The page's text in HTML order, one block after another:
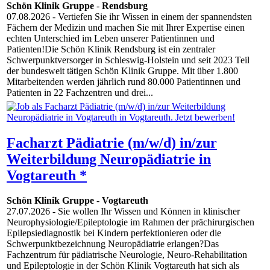
Schön Klinik Gruppe - Rendsburg
07.08.2026 - Vertiefen Sie ihr Wissen in einem der spannendsten
Fächern der Medizin und machen Sie mit Ihrer Expertise einen
echten Unterschied im Leben unserer Patientinnen und
Patienten!Die Schön Klinik Rendsburg ist ein zentraler
Schwerpunktversorger in Schleswig-Holstein und seit 2023 Teil
der bundesweit tätigen Schön Klinik Gruppe. Mit über 1.800
Mitarbeitenden werden jährlich rund 80.000 Patientinnen und
Patienten in 22 Fachzentren und drei...
Facharzt Pädiatrie (m/w/d) in/zur
Weiterbildung Neuropädiatrie in
Vogtareuth *
Schön Klinik Gruppe - Vogtareuth
27.07.2026 - Sie wollen Ihr Wissen und Können in klinischer
Neurophysiologie/Epileptologie im Rahmen der prächirurgischen
Epilepsiediagnostik bei Kindern perfektionieren oder die
Schwerpunktbezeichnung Neuropädiatrie erlangen?Das
Fachzentrum für pädiatrische Neurologie, Neuro-Rehabilitation
und Epileptologie in der Schön Klinik Vogtareuth hat sich als